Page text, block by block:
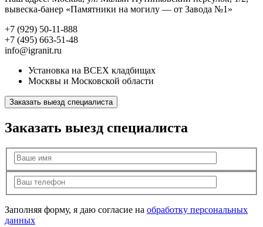
вывеска-банер «Памятники на могилу — от Завода №1»
+7 (929) 50-11-888
+7 (495) 663-51-48
info@igranit.ru
Установка на ВСЕХ кладбищах
Москвы и Московской области
Заказать выезд специалиста
Заказать выезд специалиста
Заполняя форму, я даю согласие на обработку персональных
данных